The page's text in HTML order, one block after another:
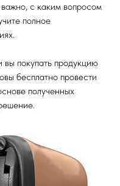
с каким вопросом
полное
вы покупать продукцию
бесплатно провести
полученных